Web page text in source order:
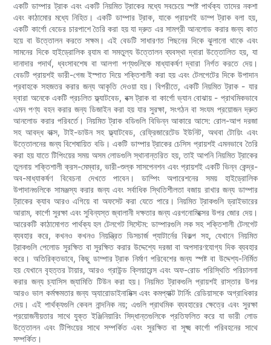
একটি ডাম্পার ট্রাক এবং একটি নিয়মিত ট্রাকের মধ্যে সবচেয়ে স্পষ্ট পার্থক্য তাদের নকশা
এবং কাঠামোর মধ্যে নিহিত। একটি ডাম্পার ট্রাক, যাকে প্রায়শই ডাম্প ট্রাক বলা হয়,
একটি কার্গো বেডের চারপাশে তৈরি করা হয় যা দ্রুত এর সামগ্রী আনলোড করার জন্য কাত
হয়ে বা উত্তোলন করতে সক্ষম। এই বেডটি সাধারণত পিছনের দিকে ঝুলানো থাকে এবং
সামনের দিকে হাইড্রোলিক র‍্যাম বা সমতুল্য উত্তোলন ব্যবস্থা দ্বারা উত্তোলিত হয়, যা
দানাদার পদার্থ, ধ্বংসাবশেষ বা আলগা পণ্যগুলিকে মাধ্যাকর্ষণ দ্বারা নির্গত করতে দেয়।
বেডটি প্রায়শই ভারী-গেজ ইস্পাত দিয়ে শক্তিশালী করা হয় এবং টেলগেটের দিকে উপাদান
প্রবাহকে সহজতর করার জন্য আকৃতি দেওয়া হয়। বিপরীতে, একটি নিয়মিত ট্রাক - যার
দ্বারা অনেকে একটি প্রচলিত ফ্ল্যাটবেড, বক্স ট্রাক বা কার্গো ভ্যান বোঝায় - প্রাথমিকভাবে
এমন পণ্য বহন করার জন্য ডিজাইন করা হয় যার সুরক্ষা, সংগঠন বা সংযম প্রয়োজন দ্রুত
আনলোড করার পরিবর্তে। নিয়মিত ট্রাক বডিগুলি বিভিন্ন আকারে আসে: রোল-আপ দরজা
সহ আবদ্ধ বাক্স, টাই-ডাউন সহ ফ্ল্যাটবেড, রেফ্রিজারেটেড ইউনিট, অথবা টোয়িং এবং
উত্তোলনের জন্য বিশেষায়িত বডি। একটি ডাম্পার ট্রাকের চেসিস প্রায়শই এমনভাবে তৈরি
করা হয় যাতে টিপিংয়ের সময় অসম লোডগুলি স্থানান্তরিত হয়, তাই আপনি নিয়মিত ট্রাকের
তুলনায় শক্তিশালী ক্রস-মেম্বার, ভারী-শুল্ক সাসপেনশন এবং প্রায়শই একটি ভিন্ন কেন্দ্র-
অব-মাধ্যাকর্ষণ বিবেচনা দেখতে পাবেন। ডাম্পিং অপারেশনের সময় হাইড্রোলিক
উপাদানগুলিকে সামঞ্জস্য করার জন্য এবং সর্বাধিক স্থিতিশীলতা বজায় রাখার জন্য ডাম্পার
ট্রাকের ক্যাব আরও এগিয়ে বা অফসেট করা যেতে পারে। নিয়মিত ট্রাকগুলি ড্রাইভারের
আরাম, কার্গো সুরক্ষা এবং সুবিন্যস্ত জ্বালানী দক্ষতার জন্য এরগনোমিক্সের উপর জোর দেয়।
আরেকটি কাঠামোগত পার্থক্য হল টেলগেট সিস্টেম: ডাম্পারগুলি লক সহ শক্তিশালী টেলগেট
ব্যবহার করে, কখনও কখনও নিয়ন্ত্রিত ডিসচার্জ প্যাটার্নের বিকল্প সহ, যেখানে নিয়মিত
ট্রাকগুলি পেলোড সুরক্ষিত বা সুরক্ষিত করার উদ্দেশ্যে দরজা বা অপসারণযোগ্য দিক ব্যবহার
করে। অতিরিক্তভাবে, কিছু ডাম্পার ট্রাক নির্মাণ পরিবেশের জন্য স্পষ্ট বা উদ্দেশ্য-নির্মিত
হয় যেখানে বৃহত্তর টায়ার, আরও গ্রাউন্ড ক্লিয়ারেন্স এবং অফ-রোড পরিস্থিতি পরিচালনা
করার জন্য চ্যাসিস জ্যামিতি টিউন করা হয়। নিয়মিত ট্রাকগুলি প্রায়শই রাস্তার উপর
আরও ভাল কর্মক্ষমতার জন্য অ্যারোডাইনামিক্স এবং কমপ্যাক্ট টার্নিং রেডিয়াসকে অগ্রাধিকার
দেয়। এই পার্থক্যগুলি কেবল নান্দনিক নয়; এগুলি প্রাথমিক ব্যবহারের ক্ষেত্রে এবং সুরক্ষা
প্রয়োজনীয়তার সাথে যুক্ত ইঞ্জিনিয়ারিং সিদ্ধান্তগুলিকে প্রতিফলিত করে যা ভারী লোড
উত্তোলন এবং টিপিংয়ের সাথে সম্পর্কিত এবং সুরক্ষিত বা সূক্ষ্ম কার্গো পরিবহনের সাথে
সম্পর্কিত।